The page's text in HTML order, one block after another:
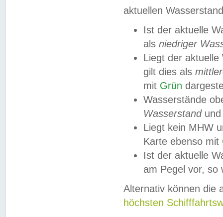
aktuellen
Ist der aktuelle
als niedriger
Liegt der
gilt dies als
mit Grün
Wasserstände
Wasserstandund
Liegt kein MHW
Karte ebenso mit
Ist der aktuelle
am Pegel vor,
Alternativ können die
höchsten